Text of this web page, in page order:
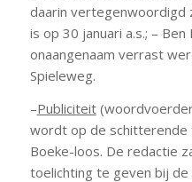
daarin vertegenwoordigd
is op 30 januari a.s.; –
onaangenaam verrast
Spieleweg.
–Publiciteit(woordvoerder
wordt op de schitterende
Boeke-loos. De redactie
toelichting te geven bij